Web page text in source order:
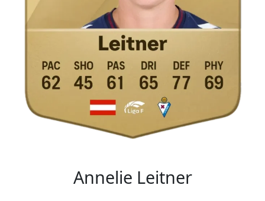
Annelie Leitner